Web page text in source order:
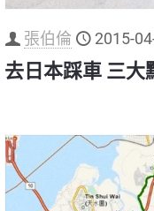
張伯倫 2015-
去日本踩車 三大